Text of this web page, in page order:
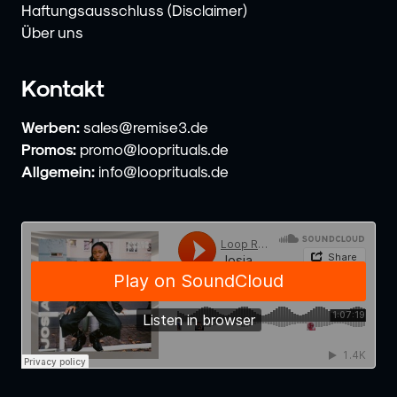
Haftungsausschluss (Disclaimer)
Über uns
Kontakt
Werben: sales@remise3.de
Promos: promo@looprituals.de
Allgemein: info@looprituals.de